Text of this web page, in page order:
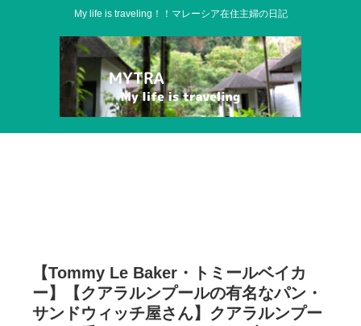
My life is traveling！！マレーシア在住主婦の日記
【Tommy Le Baker・トミールベイカ
ー】【クアラルンプールの有名なパン・
サンドウィッチ屋さん】クアラルンプー